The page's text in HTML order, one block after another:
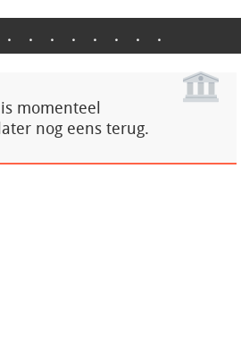
. . . . . . . .
momenteel
nog eens terug.